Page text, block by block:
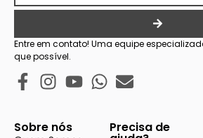
Entre em contato! Uma equipe
que possível.
Sobre nós Precisa de